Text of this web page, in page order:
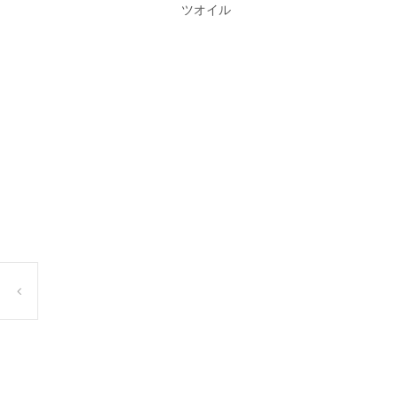
ツオイル
Coco やし和菓子祭りを開催いたします3月4日(木)～3月6日(